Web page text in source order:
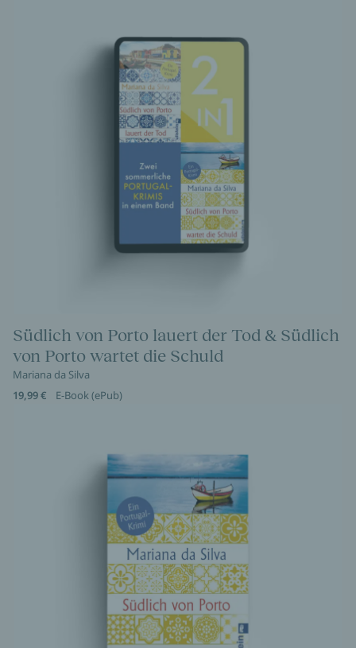
Südlich von Porto lauert der Tod & Südlich
von Porto wartet die Schuld
Mariana da Silva
19,99 €
E-Book (ePub)